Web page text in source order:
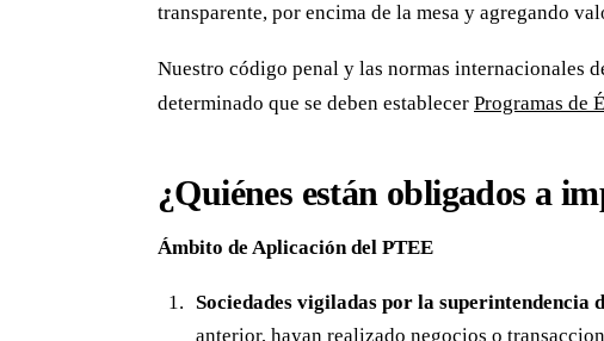
transparente, por encima de la mesa y agregando
Nuestro código penal y las normas internacionales
determinado que se deben establecer Programas de
¿Quiénes están obligados a
Ámbito de Aplicación del PTEE
Sociedades vigiladas por la superintendencia
anterior, hayan realizado negocios o